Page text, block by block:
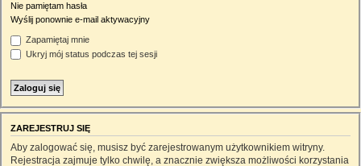
Nie pamiętam hasła
Wyślij ponownie e-mail aktywacyjny
Zapamiętaj mnie
Ukryj mój status podczas tej sesji
ZAREJESTRUJ SIĘ
Aby zalogować się, musisz być zarejestrowanym użytkownikiem witryny.
Rejestracja zajmuje tylko chwilę, a znacznie zwiększa możliwości korzystania